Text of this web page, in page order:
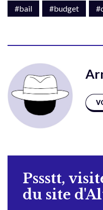
#bail #budget
Pssstt,
du site